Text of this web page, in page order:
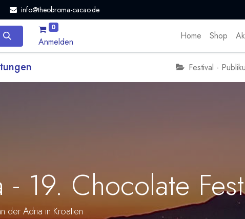
info@theobroma-cacao.de
0
Anmelden
Home Shop
Festival -
- 19. Chocolate
der Adria in Kroatien